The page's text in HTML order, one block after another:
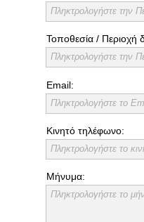
Email:
Πληκτρολογήστε το
Μήνυμα:
Πληκτρολογήστε το
Κινητό τηλέφωνο:
Πληκτρολογήστε το
Πληκτρολογήστε την
Τοποθεσία / Περιοχή
Πληκτρολογήστε την